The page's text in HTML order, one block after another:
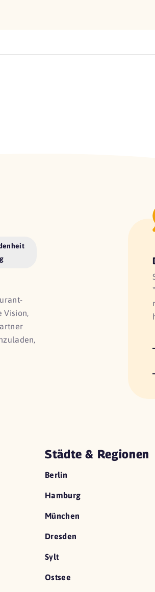
Vision,
Städte & Regionen
Berlin
Hamburg
München
Dresden
Sylt
Ostsee